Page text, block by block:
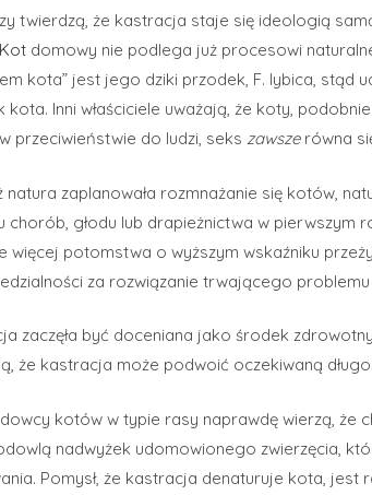
twierdzą, że kastracja staje się ideologią
Kot domowy nie podlega już procesowi
kota” jest jego dziki przodek, F. lybica, stąd
kota. Inni właściciele uważają, że koty,
przeciwieństwie do ludzi, seks zawszerówna
natura zaplanowała rozmnażanie się kotów,
chorób, głodu lub drapieżnictwa w pierwszym
więcej potomstwa o wyższym wskaźniku
za rozwiązanie trwającego
zaczęła być doceniana jako środek
że kastracja może podwoić oczekiwaną
kotów w typie rasy naprawdę wierzą, że
nadwyżek udomowionego zwierzęcia,
Pomysł, że kastracja denaturuje kota,